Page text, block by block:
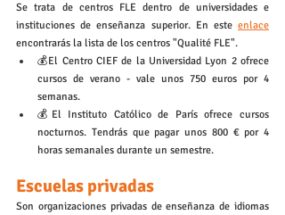
Se trata de centros FLE dentro de universidades e
instituciones de enseñanza superior. En este enlace
encontrarás la lista de los centros "Qualité FLE".
💰El Centro CIEF de la Universidad Lyon 2 ofrece
cursos de verano - vale unos 750 euros por 4
semanas.
💰El Instituto Católico de París ofrece cursos
nocturnos. Tendrás que pagar unos 800 € por 4
horas semanales durante un semestre.
Escuelas privadas
Son organizaciones privadas de enseñanza de idiomas